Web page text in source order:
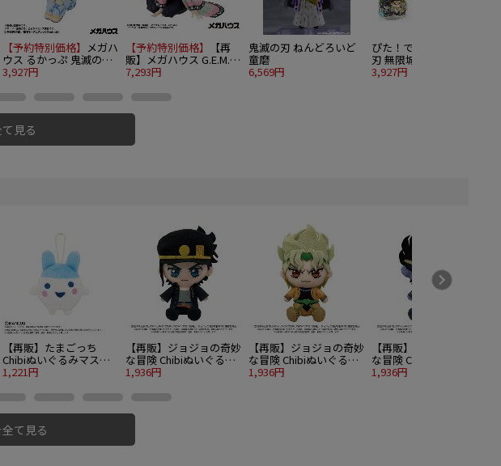
【予約特別価格】 メガハ
ウス るかっぷ 鬼滅の刃
恋雪
3,927円
【予約特別価格】 【再
販】メガハウス G.E.M.シ
リーズ 鬼滅の刃 てのひ
7,293円
鬼滅の刃 ねんどろいど
童磨
6,569円
ぴた！でふぉめ 鬼滅の
刃 無限城編 弐 トレーデ
ィングアクリルチャーム
3,927円
見る
【再販】たまごっち
Chibiぬいぐるみマスコ
ット やんぐみみっち
1,221円
【再販】ジョジョの奇妙
な冒険 Chibiぬいぐるみ
空条承太郎
1,936円
【再販】ジョジョの奇妙
な冒険 Chibiぬいぐるみ
DIO
1,936円
【再販】ジョジョの奇妙
な冒険 Chibiぬいぐるみ
スタープラチナ
1,936円
て見る